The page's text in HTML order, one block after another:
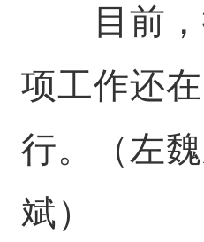
目前，
项工作还
行。（左
斌）